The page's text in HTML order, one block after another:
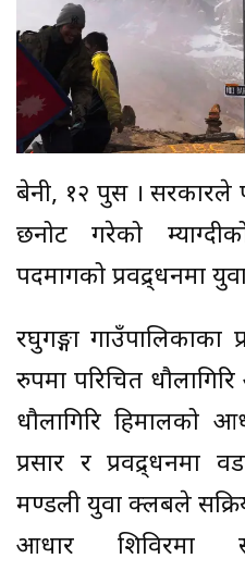
बेनी, १२ पुस । सरकारले
छनोट गरेको
पदमार्गको प्रवद्र्धनमा
रघुगङ्गा गाउँपालिकाका
रुपमा परिचित
धौलागिरि हिमालको
प्रसार र प्रवद्र्धनमा
मण्डली युवा क्लबले
आधार शिविरमा